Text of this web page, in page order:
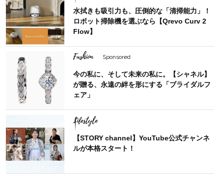
水拭きも吸引力も、圧倒的な「清掃能力」！
ロボット掃除機を選ぶなら【Qrevo Curv 2
Flow】
Fashion Sponsored
今の私に、そして未来の私に。【シャネル】
が贈る、永遠の絆を形にする「ブライダルフ
ェア」
Lifestyle
【STORY channel】YouTube公式チャンネ
ルが本格スタート！